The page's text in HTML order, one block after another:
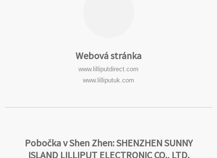
Webová stránka
www.lilliputdirect.com
www.lilliputuk.com
Pobočka v Shen Zhen: SHENZHEN SUNNY
ISLAND LILLIPUT ELECTRONIC CO., LTD.